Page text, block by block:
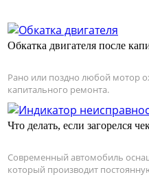
Обкатка двигателя после
Рано или поздно любой мотор
капитального ремонта.
Что делать, если загорелся
Современный автомобиль
который производит